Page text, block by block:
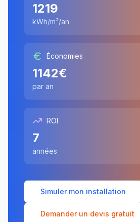
1219
kWh/m²/an
Économies
1142€
par an
ROI
7
années
Simuler mon installation
Demander un devis gratuit